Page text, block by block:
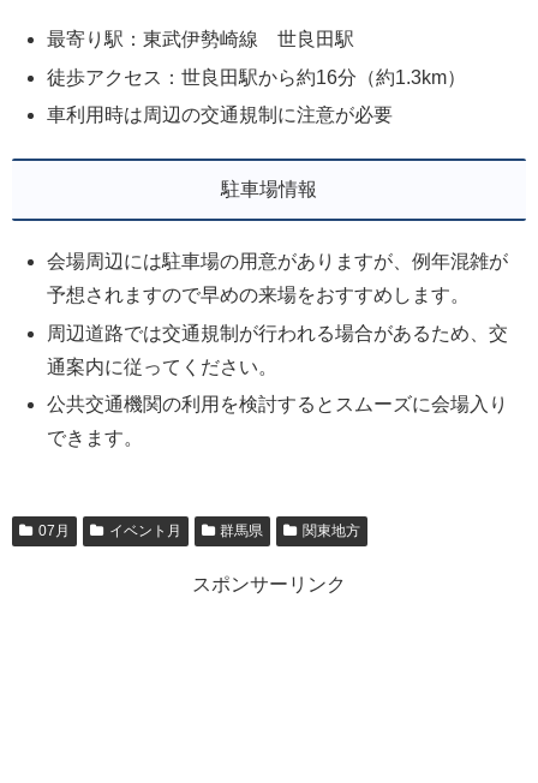
最寄り駅：東武伊勢崎線 世良田駅
徒歩アクセス：世良田駅から約16分（約1.3km）
車利用時は周辺の交通規制に注意が必要
駐車場情報
会場周辺には駐車場の用意がありますが、例年混雑が
予想されますので早めの来場をおすすめします。
周辺道路では交通規制が行われる場合があるため、交
通案内に従ってください。
公共交通機関の利用を検討するとスムーズに会場入り
できます。
07月 イベント月 群馬県 関東地方
スポンサーリンク